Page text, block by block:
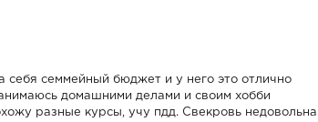
себя семмейный бюджет и у него это отлично
домашними делами и своим хобби
разные курсы, учу пдд. Свекровь недовольна